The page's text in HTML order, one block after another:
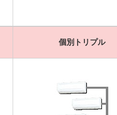
個別トリプル